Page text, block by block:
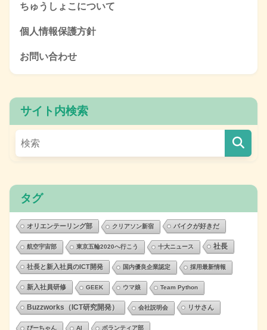
ちゅうしょこについて
個人情報保護方針
お問い合わせ
サイト内検索
タグ
オリエンテーリング部 クリアソン新宿 バイクが好きだ
航空宇宙部 東京五輪2020へ行こう 十大ニュース 社長
社長と新入社員のICT開発 国内優良企業認定 採用最新情報
新入社員研修 GEEK ウマ娘 Team Python
Buzzworks（ICT研究開発） 会社説明会 リサさん
ぴーちゃん AI ボランティア部